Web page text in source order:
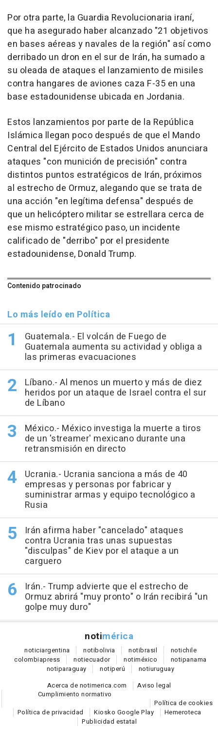
Por otra parte, la Guardia Revolucionaria iraní,
que ha asegurado haber alcanzado "21 objetivos
en bases aéreas y navales de la región" así como
derribado un dron en el sur de Irán, ha sumado a
su oleada de ataques el lanzamiento de misiles
contra hangares de aviones caza F-35 en una
base estadounidense ubicada en Jordania.
Estos lanzamientos por parte de la República
Islámica llegan poco después de que el Mando
Central del Ejército de Estados Unidos anunciara
ataques "con munición de precisión" contra
distintos puntos estratégicos de Irán, próximos
al estrecho de Ormuz, alegando que se trata de
una acción "en legítima defensa" después de
que un helicóptero militar se estrellara cerca de
ese mismo estratégico paso, un incidente
calificado de "derribo" por el presidente
estadounidense, Donald Trump.
Contenido patrocinado
Lo más leído en Política
Guatemala.- El volcán de Fuego de
Guatemala aumenta su actividad y obliga a
las primeras evacuaciones
Líbano.- Al menos un muerto y más de diez
heridos por un ataque de Israel contra el sur
de Líbano
México.- México investiga la muerte a tiros
de un 'streamer' mexicano durante una
retransmisión en directo
Ucrania.- Ucrania sanciona a más de 40
empresas y personas por fabricar y
suministrar armas y equipo tecnológico a
Rusia
Irán afirma haber "cancelado" ataques
contra Ucrania tras unas supuestas
"disculpas" de Kiev por el ataque a un
carguero
Irán.- Trump advierte que el estrecho de
Ormuz abrirá "muy pronto" o Irán recibirá "un
golpe muy duro"
notimérica
noticiargentina notibolivia notibrasil notichile
colombiapress notiecuador notiméxico notipanama
notiparaguay notiperú notiuruguay
Acerca de notimerica.com
Aviso legal
Cumplimiento normativo
Política de cookies
Política de privacidad
Kiosko Google Play
Hemeroteca
Publicidad estatal